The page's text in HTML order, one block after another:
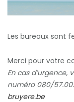
Les bureaux sont
Merci pour votre
En cas d’urgence,
numéro 080/
bruyere.be